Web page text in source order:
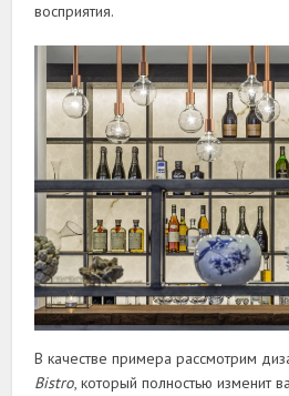
восприятия.
В качестве примера рассмотрим
Bistro, который полностью изменит